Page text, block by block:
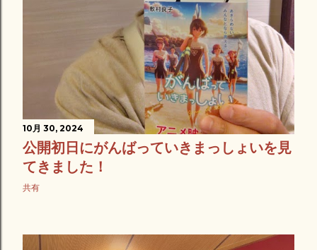
10月 30, 2024
公開初日にがんばっていきまっしょいを見
てきました！
共有